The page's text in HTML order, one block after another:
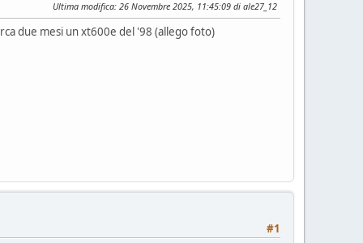
Ultima modifica: 26 Novembre 2025, 11:45:09 di ale27_12
due mesi un xt600e del '98 (allego foto)
#1